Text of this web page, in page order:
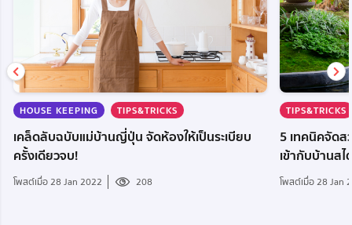
HOUSE KEEPING TIPS&TRICKS
เคล็ดลับฉบับแม่บ้านญี่ปุ่น จัดห้องให้เป็นระเบียบ
ครั้งเดียวจบ!
โพสต์เมื่อ 28 Jan 2022 208
TIPS&TRICKS
5 เทคนิคจัด
เข้ากับบ้านสไ
โพสต์เมื่อ 28 Jan